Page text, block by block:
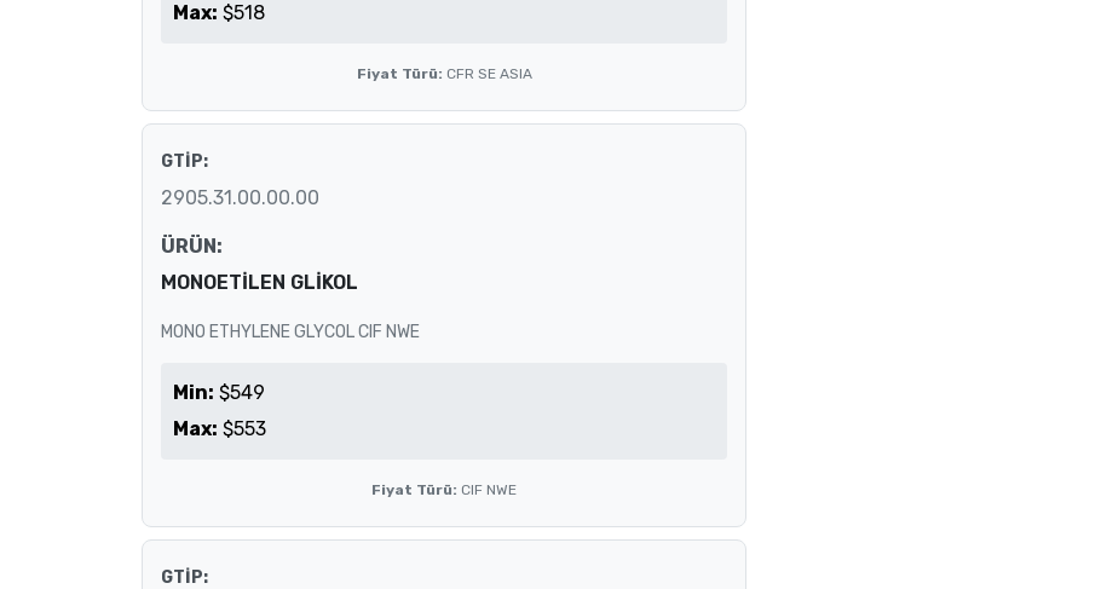
Max: $518
Fiyat Türü: CFR SE ASIA
GTİP:
2905.31.00.00.00
ÜRÜN:
MONOETİLEN GLİKOL
MONO ETHYLENE GLYCOL CIF NWE
Min: $549
Max: $553
Fiyat Türü: CIF NWE
GTİP: